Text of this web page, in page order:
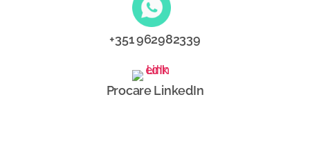
+351 962982339
Procare LinkedIn